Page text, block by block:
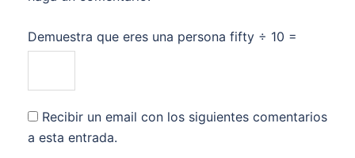
Demuestra que eres una persona fifty ÷ 10 =
Recibir un email con los siguientes comentarios
a esta entrada.